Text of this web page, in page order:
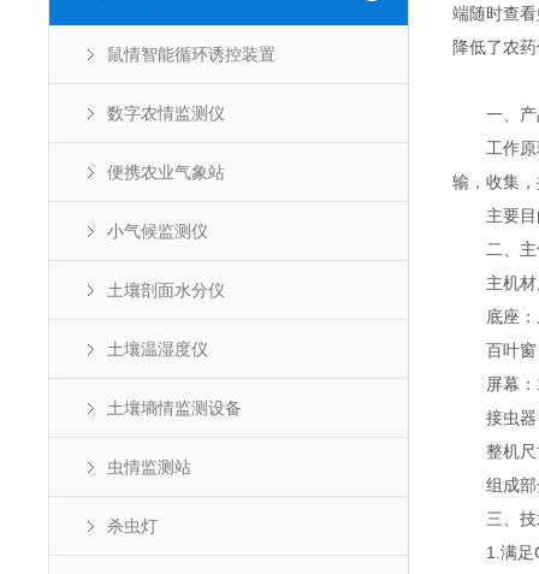
鼠情智能循环诱控装置
数字农情监测仪
便携农业气象站
小气候监测仪
土壤剖面水分仪
土壤温湿度仪
土壤墒情监测设备
虫情监测站
杀虫灯
端随时查
降低了农
一、产
工作原理
输，收集
主要目的
二、主
主机材
底座：底
百叶窗
屏幕：
接虫器
整机尺
组成部分
三、技
1.满足